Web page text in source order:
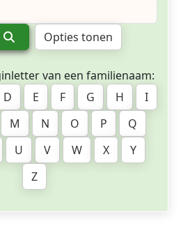
Opties tonen
van een familienaam:
D E F G H
I
M N O P
Q
U V W X
Y
Z